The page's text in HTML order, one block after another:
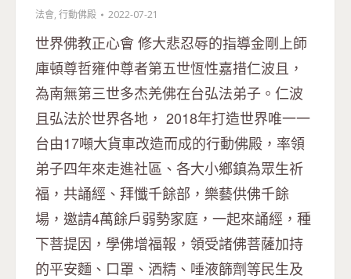
法會, 行動佛殿 2022-07-21
世界佛教正心會 修大悲忍辱的指導金剛上師
庫頓尊哲雍仲尊者第五世恆性嘉措仁波且，
為南無第三世多杰羌佛在台弘法弟子。仁波
且弘法於世界各地， 2018年打造世界唯一一
台由17噸大貨車改造而成的行動佛殿，率領
弟子四年來走進社區、各大小鄉鎮為眾生祈
福，共誦經、拜懺千餘部，樂藝供佛千餘
場，邀請4萬餘戶弱勢家庭，一起來誦經，種
下菩提因，學佛增福報，領受諸佛菩薩加持
的平安麵、口罩、洒精、唾液篩劑等民生及